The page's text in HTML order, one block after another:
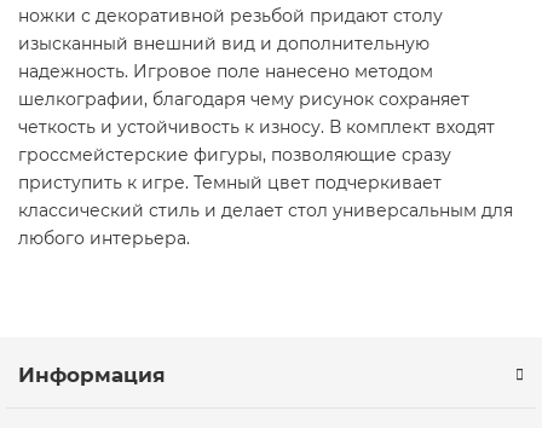
ножки с декоративной резьбой придают столу
изысканный внешний вид и дополнительную
надежность. Игровое поле нанесено методом
шелкографии, благодаря чему рисунок сохраняет
четкость и устойчивость к износу. В комплект входят
гроссмейстерские фигуры, позволяющие сразу
приступить к игре. Темный цвет подчеркивает
классический стиль и делает стол универсальным для
любого интерьера.
Информация